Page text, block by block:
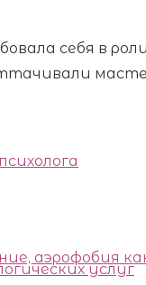
услуг
себя в